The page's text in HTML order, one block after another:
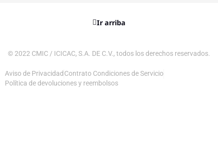
Ir arriba
© 2022 CMIC / ICICAC, S.A. DE C.V., todos los derechos reservados.
Aviso de Privacidad Contrato Condiciones de Servicio
Política de devoluciones y reembolsos